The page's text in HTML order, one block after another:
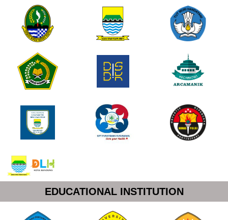
EDUCATIONAL INSTITUTION